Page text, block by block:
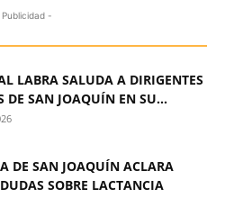
-
LABRA SALUDA A DIRIGENTES
DE SAN JOAQUÍN EN SU...
DE SAN JOAQUÍN ACLARA
SOBRE LACTANCIA